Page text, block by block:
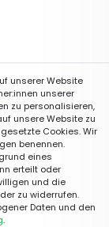
unserer Website
unserer
zu personalisieren,
unsere Website zu
Cookies. Wir
benennen.
eines
erteilt oder
und die
zu widerrufen.
Daten und den
.